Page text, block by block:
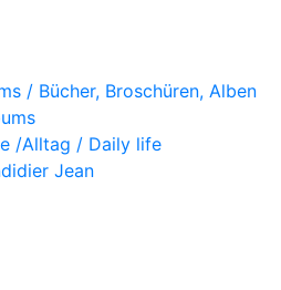
/ Bücher, Broschüren, Alben
/Alltag / Daily life
Jean